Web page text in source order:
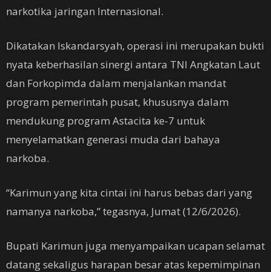
narkotika jaringan Internasional.
Dikatakan Iskandarsyah, operasi ini merupakan bukti
nyata keberhasilan sinergi antara TNI Angkatan Laut
dan Forkopimda dalam menjalankan mandat
program pemerintah pusat, khususnya dalam
mendukung program Astacita ke-7 untuk
menyelamatkan generasi muda dari bahaya
narkoba.
“Karimun yang kita cintai ini harus bebas dari yang
namanya narkoba,” tegasnya, Jumat (12/6/2026).
Bupati Karimun juga menyampaikan ucapan selamat
datang sekaligus harapan besar atas kepemimpinan